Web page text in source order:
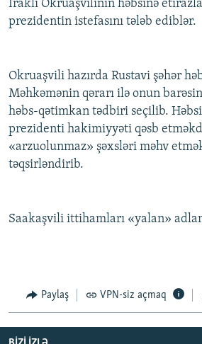
FOTOQALEREYA
OXU ZALI
İZ - MƏDƏNIYYƏT PROQRAMI
HAQQIMIZDA
MATERIALLARIMIZDAN ISTIFADƏ
AZADLIQRADIOSU MOBIL TELEFONUNUZDA
BIZIMLƏ ƏLAQƏ
XƏBƏR BÜLLETENLƏRIMIZ
RFE/RL-in bütün saytları
İrakli Okruaşvilinin həbsinə
prezidentin istefasını tələb ediblər.
Okruaşvili hazırda Rustavi şəhər
Məhkəmənin qərarı ilə onun
həbs-qətimkan tədbiri seçilib.
prezidenti hakimiyyəti qəsb
«arzuolunmaz» şəxsləri məhv
təqsirləndirib.
Saakaşvili ittihamları «yalan»
Paylaş VPN-siz açmaq